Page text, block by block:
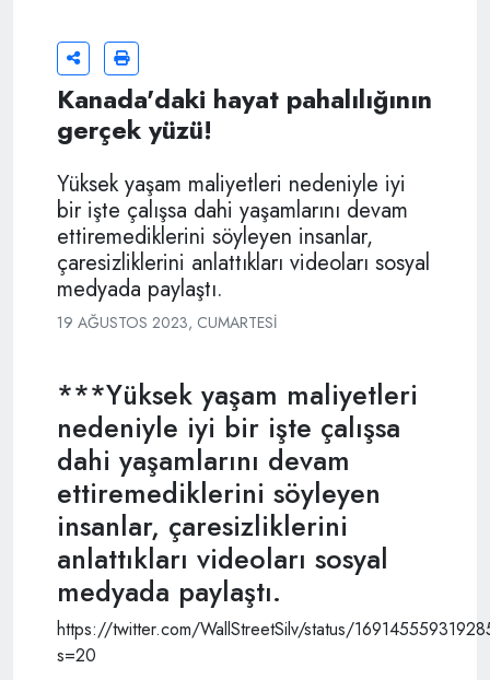
Kanada'daki hayat pahalılığının
gerçek yüzü!
Yüksek yaşam maliyetleri nedeniyle iyi
bir işte çalışsa dahi yaşamlarını devam
ettiremediklerini söyleyen insanlar,
çaresizliklerini anlattıkları videoları sosyal
medyada paylaştı.
19 AĞUSTOS 2023, CUMARTESI
***Yüksek yaşam maliyetleri
nedeniyle iyi bir işte çalışsa
dahi yaşamlarını devam
ettiremediklerini söyleyen
insanlar, çaresizliklerini
anlattıkları videoları sosyal
medyada paylaştı.
https://twitter.com/WallStreetSilv/status/
s=20